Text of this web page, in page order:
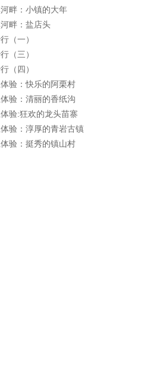
畔：小镇的大年
畔：盐店头
（一）
（三）
（四）
验：快乐的阿栗村
验：清丽的香纸沟
验:狂欢的龙头苗寨
验：淳厚的青岩古镇
验：挺秀的镇山村